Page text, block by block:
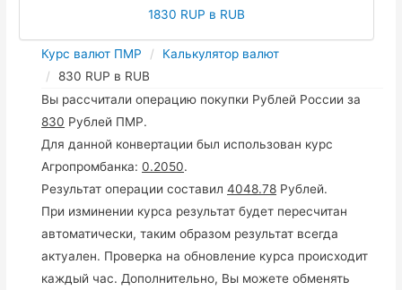
1830 RUP в RUB
Курс валют ПМР
Калькулятор валют
830 RUP в RUB
Вы рассчитали операцию покупки Рублей России за
830 Рублей ПМР.
Для данной конвертации был использован курс
Агропромбанка:0.2050.
Результат операции составил4048.78 Рублей.
При изминении курса результат будет пересчитан
автоматически, таким образом результат всегда
актуален. Проверка на обновление курса происходит
каждый час. Дополнительно, Вы можете обменять